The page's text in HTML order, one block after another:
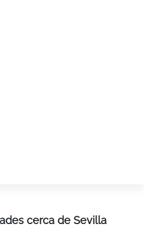
cerca de Sevilla